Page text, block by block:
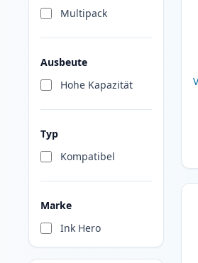
Multipack
Ausbeute
Hohe Kapazität
Typ
Kompatibel
Marke
Ink Hero